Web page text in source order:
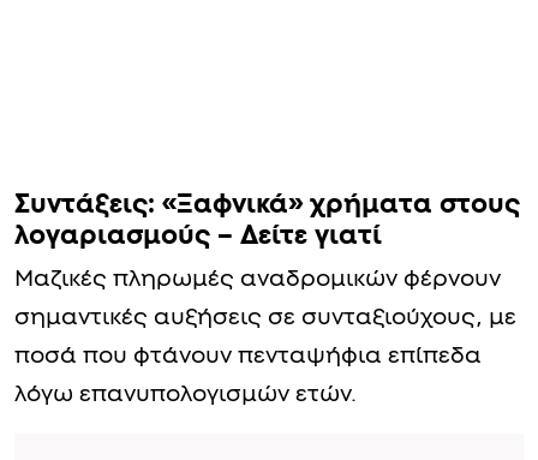
Συντάξεις: «Ξαφνικά» χρήματα στους
λογαριασμούς – Δείτε γιατί
Μαζικές πληρωμές αναδρομικών φέρνουν
σημαντικές αυξήσεις σε συνταξιούχους, με
ποσά που φτάνουν πενταψήφια επίπεδα
λόγω επανυπολογισμών ετών.